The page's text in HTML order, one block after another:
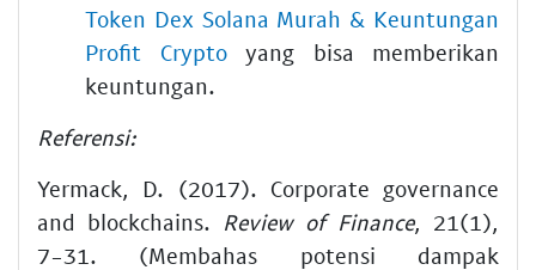
Token Dex Solana Murah & Keuntungan
Profit Cryptoyang bisa memberikan
keuntungan.
Referensi:
Yermack, D. (2017). Corporate governance
and blockchains. Review of Finance, 21(1),
7-31. (Membahas potensi dampak